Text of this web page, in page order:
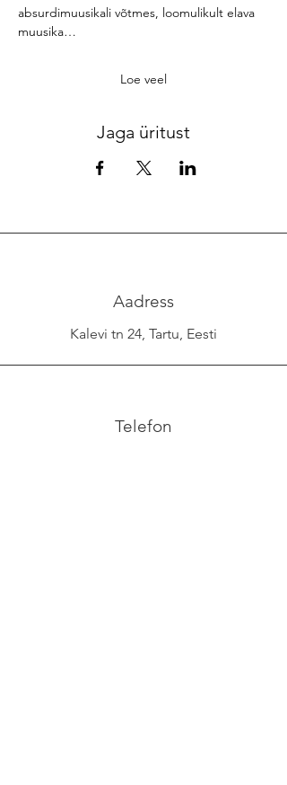
absurdimuusikali võtmes, loomulikult elava
muusika…
Loe veel
Jaga üritust
Aadress
Kalevi tn 24, Tartu, Eesti
Telefon